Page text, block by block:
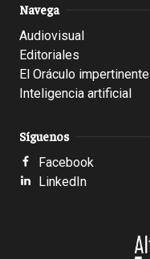
Navega
Audiovisual
Editoriales
El Oráculo impertinente
Inteligencia artificial
Síguenos
Facebook
LinkedIn